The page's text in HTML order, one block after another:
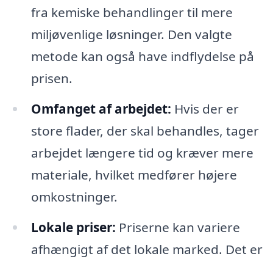
fra kemiske behandlinger til mere
miljøvenlige løsninger. Den valgte
metode kan også have indflydelse på
prisen.
Omfanget af arbejdet: Hvis der er
store flader, der skal behandles, tager
arbejdet længere tid og kræver mere
materiale, hvilket medfører højere
omkostninger.
Lokale priser: Priserne kan variere
afhængigt af det lokale marked. Det er